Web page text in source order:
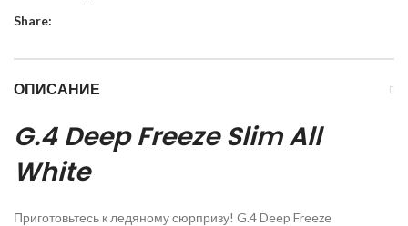
Share:
ОПИСАНИЕ
G.4 Deep Freeze Slim All
White
Приготовьтесь к ледяному сюрпризу! G.4 Deep Freeze